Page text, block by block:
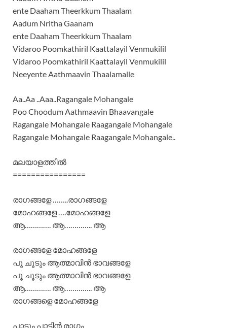
ente Daaham Theerkkum Thaalam
Aadum Nritha Gaanam
ente Daaham Theerkkum Thaalam
Vidaroo Poomkathiril Kaattalayil Venmukilil
Vidaroo Poomkathiril Kaattalayil Venmukilil
Neeyente Aathmaavin Thaalamalle
Aa..Aa ..Aaa..Ragangale Mohangale
Poo Choodum Aathmaavin Bhaavangale
Ragangale Mohangale Raagangale Mohangale
Ragangale Mohangale Raagangale Mohangale..
മലയാളത്തില്‍
================
രാഗങ്ങളേ ……..രാഗങ്ങളേ
മോഹങ്ങളേ ….മോഹങ്ങളേ
ആ…………. ആ………….. ആ
രാഗങ്ങളേ മോഹങ്ങളേ
പൂ ചൂടും ആത്മാവിന്‍ ഭാവങ്ങളേ
പൂ ചൂടും ആത്മാവിന്‍ ഭാവങ്ങളേ
ആ…………. ആ………….. ആ
രാഗങ്ങളെ മോഹങ്ങളേ
പാടും പാട്ടിന്‍ രാഗം